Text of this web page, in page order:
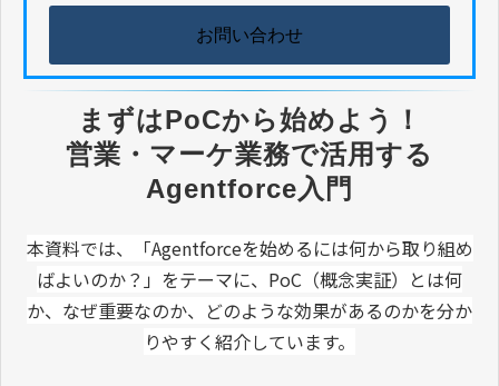
お問い合わせ
まずはPoCから始めよう！
営業・マーケ業務で活用する
Agentforce入門
本資料では、「Agentforceを始めるには何から取り組め
ばよいのか？」をテーマに、PoC（概念実証）とは何
か、なぜ重要なのか、どのような効果があるのかを分か
りやすく紹介しています。